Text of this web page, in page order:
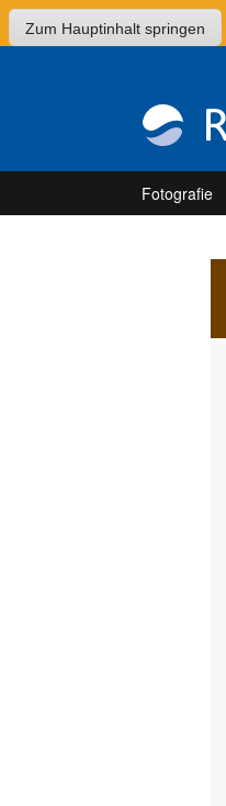
Zum Hauptinhalt springen
Fotografie